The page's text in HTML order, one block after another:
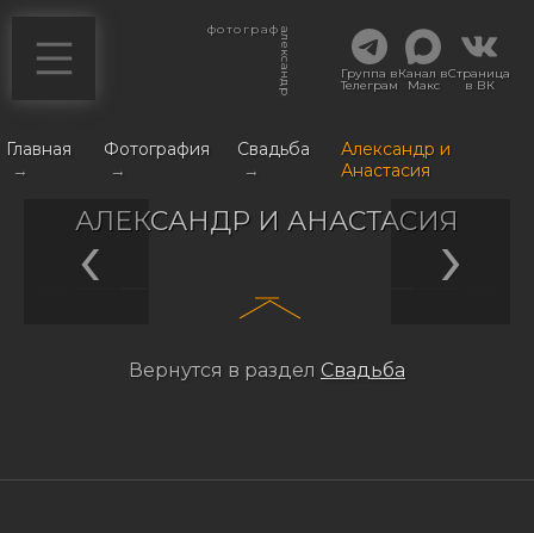
фотографалександр Группа в
Телеграм
Канал в
Макс
Страница
в ВК
Главная
→
Фотография
→
Свадьба
→
Александр и
Анастасия
АЛЕКСАНДР И АНАСТАСИЯ
Вернутся в раздел Свадьба